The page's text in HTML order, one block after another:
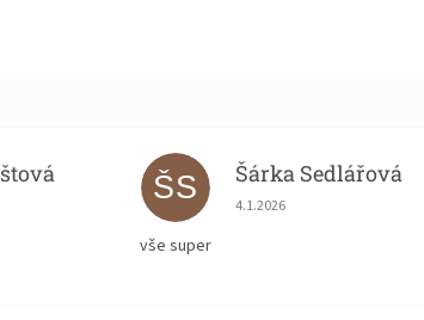
je 5 z 5 hvězdiček.ŠS Šárka Sedlářová
Hodnocení obchodu je 5 z
4.1.2026
vše super